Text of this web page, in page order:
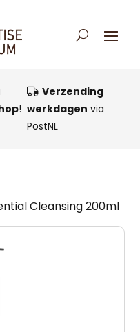
!
Verzending
werkdagen via
PostNL
Cleansing 200ml